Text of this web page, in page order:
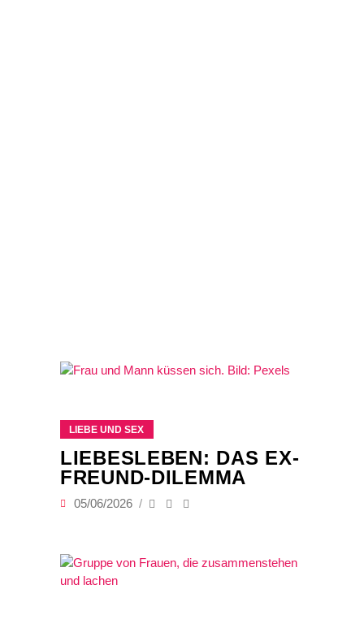
LIEBE UND SEX
LIEBESLEBEN: DAS EX-
FREUND-DILEMMA
05/06/2026